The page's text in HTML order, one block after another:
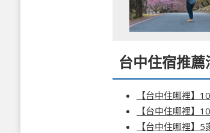
台中住宿推薦
【台中住哪裡】
【台中住哪裡】
【台中住哪裡】